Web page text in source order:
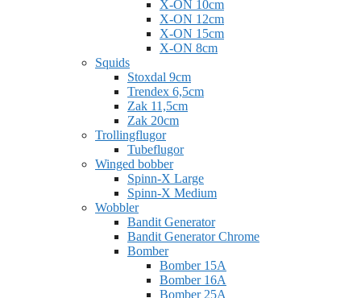
X-ON 10cm
X-ON 12cm
X-ON 15cm
X-ON 8cm
Squids
Stoxdal 9cm
Trendex 6,5cm
Zak 11,5cm
Zak 20cm
Trollingflugor
Tubeflugor
Winged bobber
Spinn-X Large
Spinn-X Medium
Wobbler
Bandit Generator
Bandit Generator Chrome
Bomber
Bomber 15A
Bomber 16A
Bomber 25A